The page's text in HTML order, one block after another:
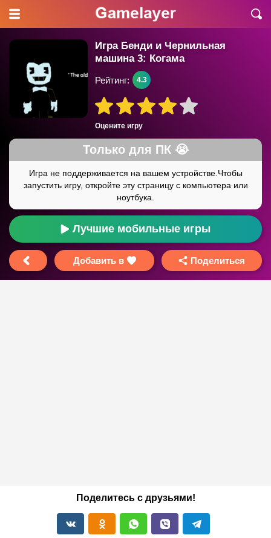
Игра Бенди и Чернильная
машина 3: Когама
Оцените игру
Рейтинг: 4.3
Лучшие мобильные игры
Добавить в Поделиться
Поделитесь с друзьями!